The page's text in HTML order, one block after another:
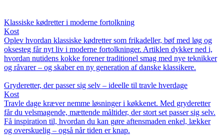
Klassiske kødretter i moderne fortolkning
Kost
Oplev hvordan klassiske kødretter som frikadeller, bøf med løg og
oksesteg får nyt liv i moderne fortolkninger. Artiklen dykker ned i,
hvordan nutidens kokke forener traditionel smag med nye teknikker
og råvarer – og skaber en ny generation af danske klassikere.
Gryderetter, der passer sig selv – ideelle til travle hverdage
Kost
Travle dage kræver nemme løsninger i køkkenet. Med gryderetter
får du velsmagende, mættende måltider, der stort set passer sig selv.
Få inspiration til, hvordan du kan gøre aftensmaden enkel, lækker
og overskuelig – også når tiden er knap.